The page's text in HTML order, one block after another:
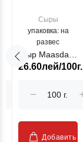
Сыры
упаковка: на
развес
Сыр Maasdam
Sublime Cow
26.60лей/100г.
Добавить